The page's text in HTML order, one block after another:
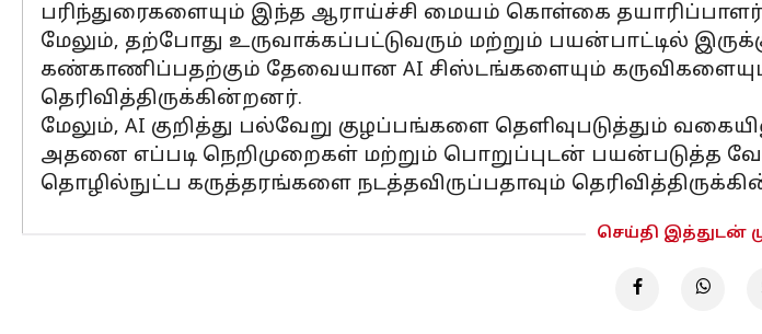
பரிந்துரைகளையும் இந்த ஆராய்ச்சி மையம் கொள்கை
மேலும், தற்போது உருவாக்கப்பட்டுவரும் மற்றும் பயன்பாட்டில்
கண்காணிப்பதற்கும் தேவையான AI சிஸ்டங்களையும்
தெரிவித்திருக்கின்றனர்.
மேலும், AI குறித்து பல்வேறு குழப்பங்களை தெளிவுபடுத்தும்
அதனை எப்படி நெறிமுறைகள் மற்றும் பொறுப்புடன் பயன்படுத்த
தொழில்நுட்ப கருத்தரங்களை நடத்தவிருப்பதாவும்
செய்தி இத்துடன்